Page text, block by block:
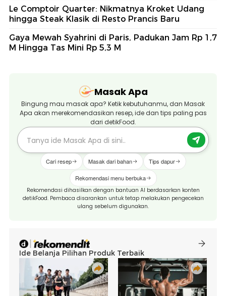
Le Comptoir Quarter: Nikmatnya Kroket Udang
hingga Steak Klasik di Resto Prancis Baru
Gaya Mewah Syahrini di Paris, Padukan Jam Rp 1,7
M Hingga Tas Mini Rp 5,3 M
Masak Apa
Bingung mau masak apa? Ketik kebutuhanmu, dan Masak
Apa akan merekomendasikan resep, ide dan tips paling pas
dari detikFood.
Cari resep Masak dari bahan Tips dapur
Rekomendasi menu berbuka
Rekomendasi dihasilkan dengan bantuan AI berdasarkan konten
detikFood. Pembaca disarankan untuk tetap melakukan pengecekan
ulang sebelum digunakan.